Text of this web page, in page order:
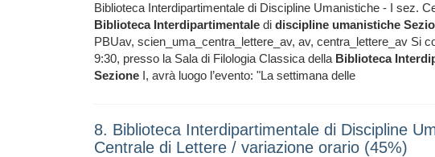
Biblioteca Interdipartimentale di Discipline Umanistiche - I sez.
Biblioteca Interdipartimentale di discipline umanistiche
PBUav, scien_uma_centra_lettere_av, av, centra_lettere_av Si
9:30, presso la Sala di Filologia Classica della Biblioteca
Sezione I, avrà luogo l’evento: "La settimana delle
8. Biblioteca Interdipartimentale di Discipline
Centrale di Lettere / variazione orario (45%)